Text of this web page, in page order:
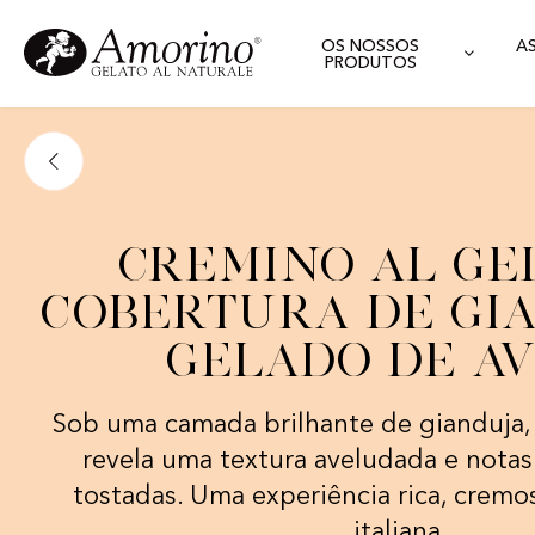
OS NOSSOS
PRODUTOS
Cremino al
Cobertura de
Gelado de
Sob uma camada brilhante de
revela uma textura aveludada e
tostadas. Uma experiência rica,